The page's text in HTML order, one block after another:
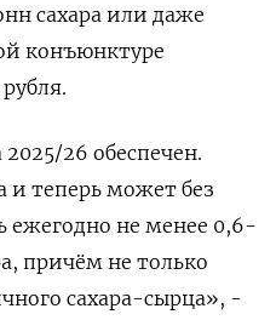
сахара или даже
конъюнктуре
26 обеспечен.
и теперь может без
ежегодно не менее 0,6-
причём не только
сахара-сырца», -